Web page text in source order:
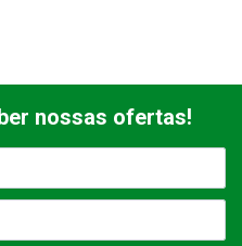
nossas ofertas!